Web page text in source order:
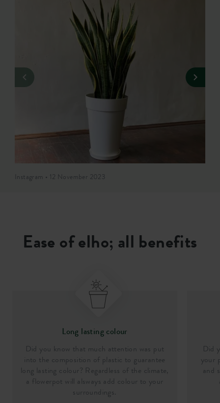
Instagram • 12 November 2023
Ease of elho; all benefits
Long lasting colour
Did you know that much attention was put
into the composition of plastic to guarantee
long lasting colour? Regardless of the climate,
a flowerpot will alsways add colour to your
surroundings.
Did
your
and